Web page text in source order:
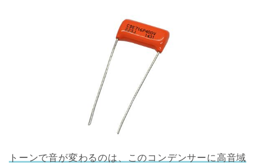
トーンで音が変わるのは、このコンデンサーに高音域